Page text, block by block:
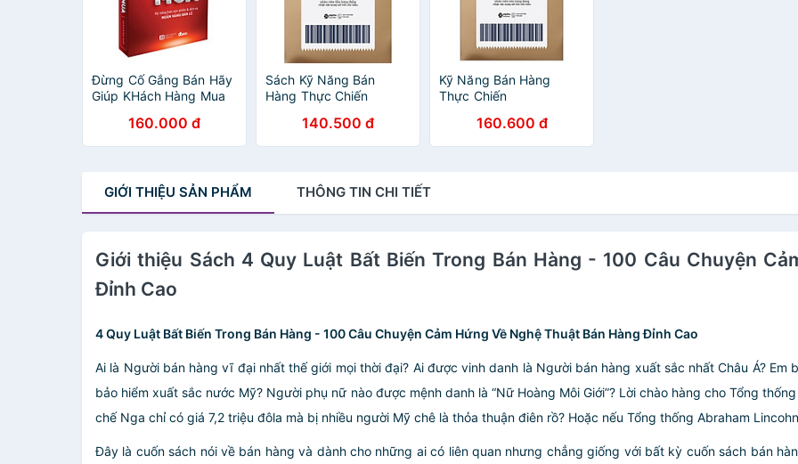
Đừng Cố Gắng Bán Hãy
Giúp KHách Hàng Mua
sung và chỉnh sửa)
160.000 đ
Sách Kỹ Năng Bán
Hàng Thực Chiến
140.500 đ
Kỹ Năng Bán Hàng
Thực Chiến
160.600 đ
GIỚI THIỆU SẢN PHẨM THÔNG TIN CHI TIẾT
Giới thiệu Sách 4 Quy Luật Bất Biến Trong Bán Hàng - 100 Câu Chuyện
Đỉnh Cao
4 Quy Luật Bất Biến Trong Bán Hàng - 100 Câu Chuyện Cảm Hứng Về Nghệ Thuật Bán Hàng Đỉnh Cao
Ai là Người bán hàng vĩ đại nhất thế giới mọi thời đại? Ai được vinh danh là Người bán hàng xuất sắc nhất Châu Á?
bảo hiểm xuất sắc nước Mỹ? Người phụ nữ nào được mệnh danh là “Nữ Hoàng Môi Giới”? Lời chào hàng cho Tổng
chế Nga chỉ có giá 7,2 triệu đôla mà bị nhiều người Mỹ chê là thỏa thuận điên rồ? Hoặc nếu Tổng thống Abraham
Đây là cuốn sách nói về bán hàng và dành cho những ai có liên quan nhưng chẳng giống với bất kỳ cuốn sách bán